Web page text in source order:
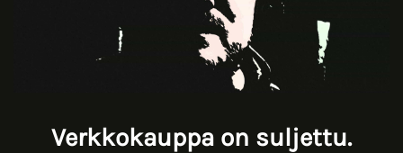
Verkkokauppa on suljettu.